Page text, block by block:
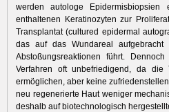
werden autologe
enthaltenen Keratinozyten zur
Transplantat (cultured epidermal
das auf das Wundareal
Abstoßungsreaktionen führt.
Verfahren oft unbefriedigend, da die
ermöglichen, aber keine
neu regenerierte Haut weniger
deshalb auf biotechnologisch